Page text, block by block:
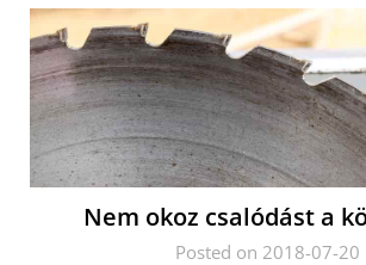
Nem okoz csalódást a
Posted on 2018-07-20